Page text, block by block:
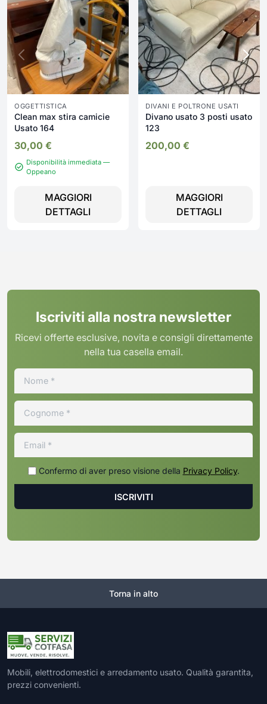
OGGETTISTICA
Clean max stira camicie
Usato 164
30,00 €
Disponibilità immediata —
Oppeano
MAGGIORI
DETTAGLI
DIVANI E POLTRONE USATI
Divano usato 3 posti usato
123
200,00 €
MAGGIORI
DETTAGLI
Iscriviti alla nostra newsletter
Ricevi offerte esclusive, novita e consigli direttamente
nella tua casella email.
Confermo di aver preso visione della Privacy Policy.
Torna in alto
Mobili, elettrodomestici e arredamento usato. Qualità garantita,
prezzi convenienti.